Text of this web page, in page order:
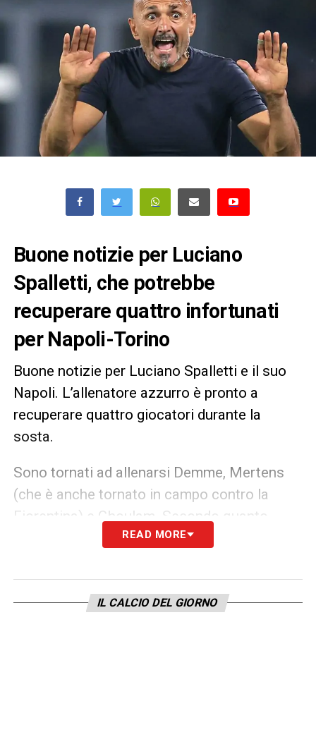
Buone notizie per Luciano
Spalletti, che potrebbe
recuperare quattro infortunati
per Napoli-Torino
Buone notizie per Luciano Spalletti e il suo
Napoli. L’allenatore azzurro è pronto a
recuperare quattro giocatori durante la
sosta.
Sono tornati ad allenarsi Demme, Mertens
(che è anche tornato in campo contro la
Fiorentina) e Ghoulam. Secondo quanto
riportato da Tuttosport, Spalletti potrebbe
andare in panchina contro il Torino.
READ MORE
IL CALCIO DEL GIORNO